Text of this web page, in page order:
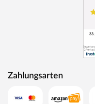
Zahlungsarten